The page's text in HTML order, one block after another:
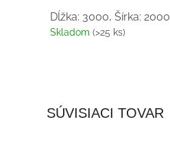
SÚVISIACI TOVAR
Dĺžka: 3000, Šírka: 2000
Skladom (>25 ks)